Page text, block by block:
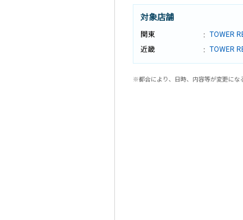
対象店舗
関東 TOWER
近畿
TOWER
※都合により、日時、内容等が変更にな